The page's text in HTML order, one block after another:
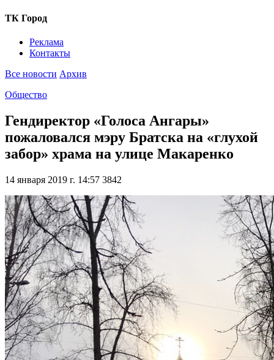
ТК Город
Реклама
Контакты
Все новости Архив
Общество
Гендиректор «Голоса Ангары»
пожаловался мэру Братска на «глухой
забор» храма на улице Макаренко
14 января 2019 г. 14:57 3842